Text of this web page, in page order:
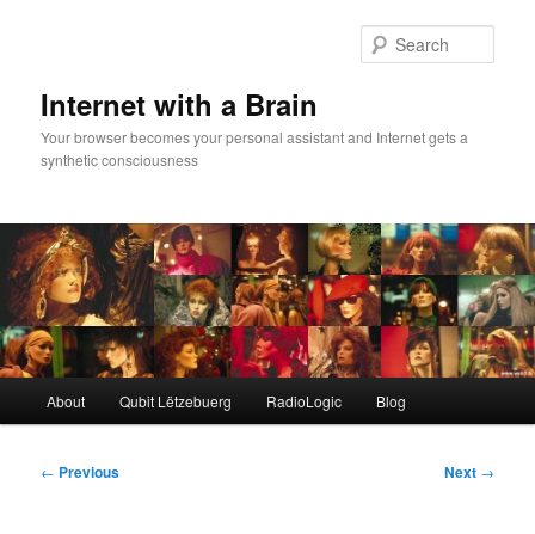
Internet with a Brain
Your browser becomes your personal assistant and Internet gets a
synthetic consciousness
About Qubit Lëtzebuerg RadioLogic Blog
Post
← Previous Next →